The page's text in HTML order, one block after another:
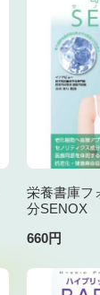
栄養書庫フ
分SENOX
660円